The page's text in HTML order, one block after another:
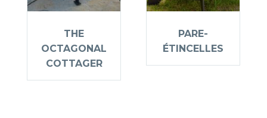
THE
OCTAGONAL
COTTAGER
PARE-
ÉTINCELLES